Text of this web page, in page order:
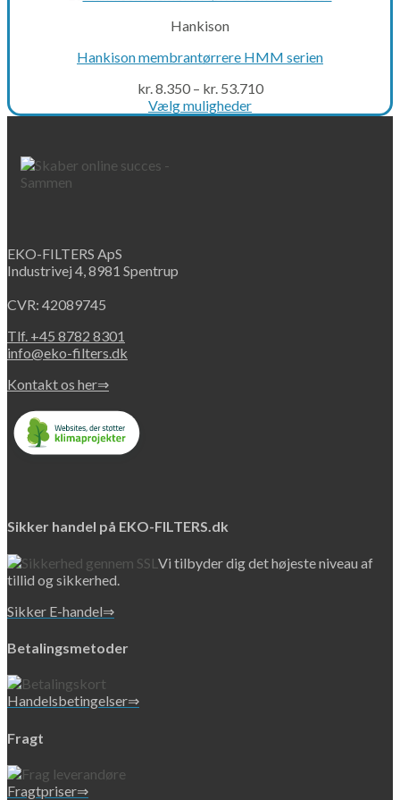
Hankison
Hankison membrantørrere HMM serien
kr.8.350– kr.53.710
Vælg muligheder
This
EKO-FILTERS ApS
Industrivej 4, 8981 Spentrup
CVR: 42089745
Tlf. +45 8782 8301
info@eko-filters.dk
Kontakt os her⇒
Sikker handel på EKO-FILTERS.dk
Vi tilbyder dig det højeste niveau af
tillid og sikkerhed.
Sikker E-handel⇒
Betalingsmetoder
Handelsbetingelser⇒
Fragt
Fragtpriser⇒